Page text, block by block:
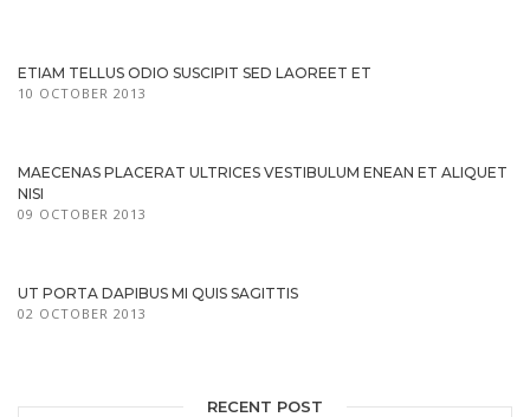
ETIAM TELLUS ODIO SUSCIPIT SED LAOREET ET
10 OCTOBER 2013
MAECENAS PLACERAT ULTRICES VESTIBULUM ENEAN ET ALIQUET
NISI
09 OCTOBER 2013
UT PORTA DAPIBUS MI QUIS SAGITTIS
02 OCTOBER 2013
RECENT POST